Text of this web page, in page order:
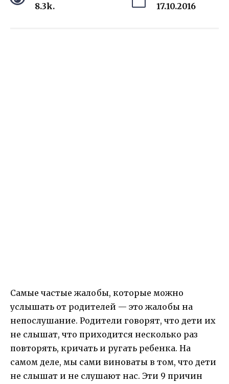
8.3k. 17.10.2016
Самые частые жалобы, которые можно
услышать от родителей — это жалобы на
непослушание. Родители говорят, что дети их
не слышат, что приходится несколько раз
повторять, кричать и ругать ребенка. На
самом деле, мы сами виноваты в том, что дети
не слышат и не слушают нас. Эти 9 причин